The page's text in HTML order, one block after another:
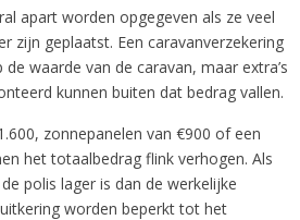
apart worden opgegeven als ze veel
zijn geplaatst. Een caravanverzekering
waarde van de caravan, maar extra’s
kunnen buiten dat bedrag vallen.
zonnepanelen van €900 of een
het totaalbedrag flink verhogen. Als
polis lager is dan de werkelijke
worden beperkt tot het